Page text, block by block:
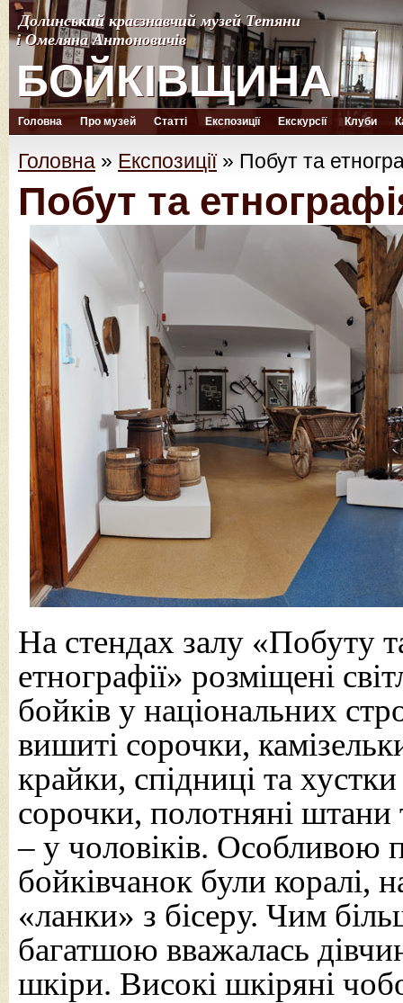
Долинський краєзнавчий музей Тетяни
і Омеляна Антоновичів
БОЙКІВЩИНА
Долинський краєзнавчий музей Тетяни
і Омеляна Антоновичів
БОЙКІВЩИНА
Головна Про музей Статті Експозиції Екскурсії Клуби
Головна » Експозиції» Побут та
Побут та
На стендах залу «Побуту
етнографії» розміщені
бойків у національних
вишиті сорочки,
крайки, спідниці та
сорочки, полотняні штани
– у чоловіків. Особливою
бойківчанок були коралі,
«ланки» з бісеру. Чим
багатшою вважалась
шкіри. Високі шкіряні